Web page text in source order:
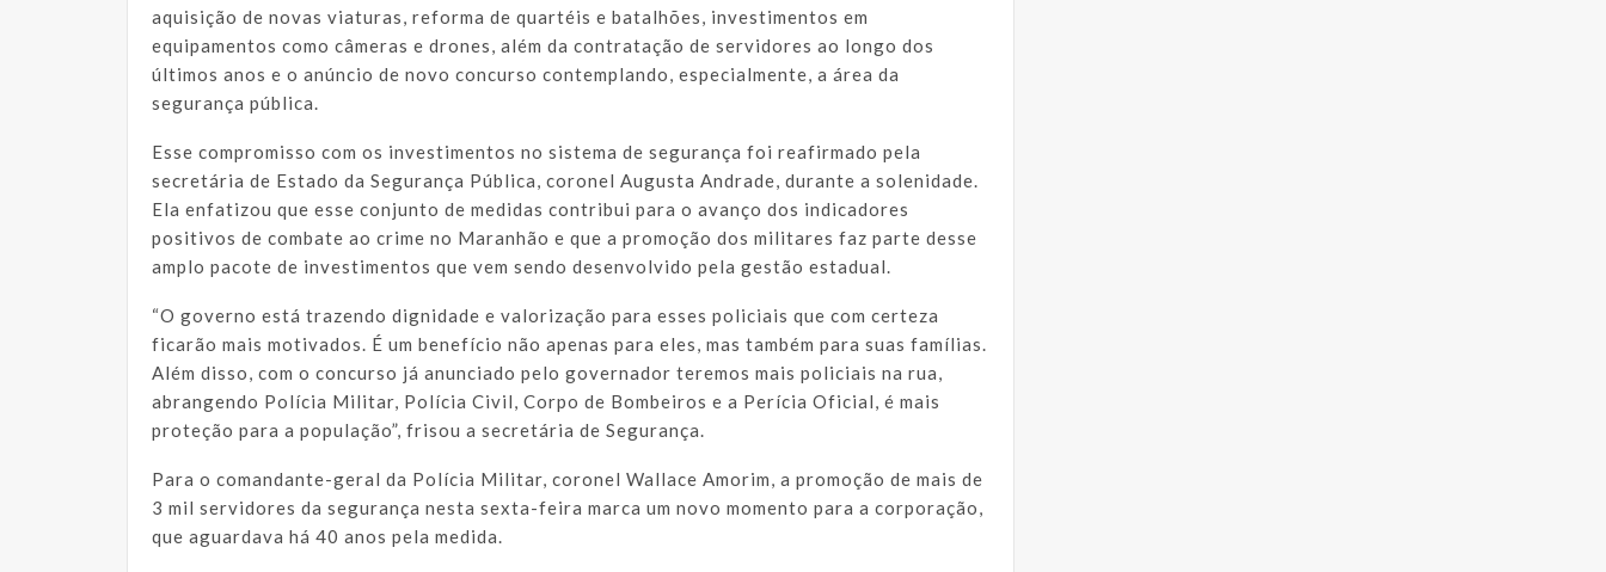
aquisição de novas viaturas, reforma de quartéis e batalhões, investimentos em
equipamentos como câmeras e drones, além da contratação de servidores ao longo dos
últimos anos e o anúncio de novo concurso contemplando, especialmente, a área da
segurança pública.
Esse compromisso com os investimentos no sistema de segurança foi reafirmado pela
secretária de Estado da Segurança Pública, coronel Augusta Andrade, durante a solenidade.
Ela enfatizou que esse conjunto de medidas contribui para o avanço dos indicadores
positivos de combate ao crime no Maranhão e que a promoção dos militares faz parte desse
amplo pacote de investimentos que vem sendo desenvolvido pela gestão estadual.
“O governo está trazendo dignidade e valorização para esses policiais que com certeza
ficarão mais motivados. É um benefício não apenas para eles, mas também para suas famílias.
Além disso, com o concurso já anunciado pelo governador teremos mais policiais na rua,
abrangendo Polícia Militar, Polícia Civil, Corpo de Bombeiros e a Perícia Oficial, é mais
proteção para a população”, frisou a secretária de Segurança.
Para o comandante-geral da Polícia Militar, coronel Wallace Amorim, a promoção de mais de
3 mil servidores da segurança nesta sexta-feira marca um novo momento para a corporação,
que aguardava há 40 anos pela medida.